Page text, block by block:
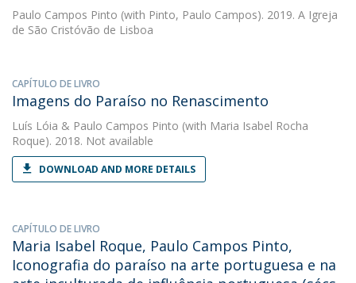
Paulo Campos Pinto (with Pinto, Paulo Campos). 2019. A Igreja
de São Cristóvão de Lisboa
CAPÍTULO DE LIVRO
Imagens do Paraíso no Renascimento
Luís Lóia & Paulo Campos Pinto (with Maria Isabel Rocha
Roque). 2018. Not available
DOWNLOAD AND MORE DETAILS
CAPÍTULO DE LIVRO
Maria Isabel Roque, Paulo Campos Pinto,
Iconografia do paraíso na arte portuguesa e na